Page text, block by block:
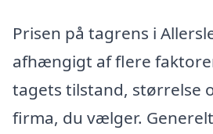
Prisen på tagrens i
afhængigt af flere
tagets tilstand, størrelse
firma, du vælger.